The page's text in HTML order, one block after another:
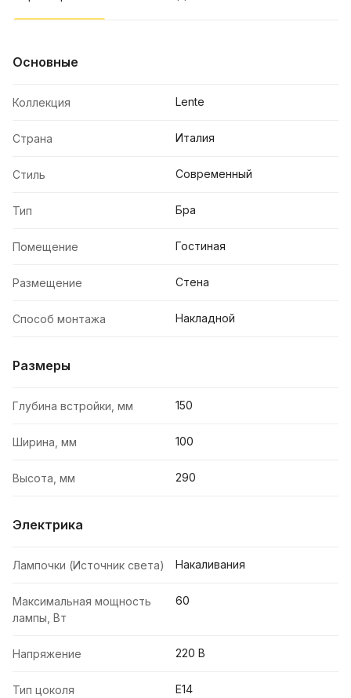
Основные
Коллекция Lente
Страна Италия
Стиль Современный
Тип Бра
Помещение Гостиная
Размещение Стена
Способ монтажа Накладной
Размеры
Глубина встройки, мм 150
Ширина, мм 100
Высота, мм 290
Электрика
Лампочки (Источник света) Накаливания
Максимальная мощность
лампы, Вт
60
Напряжение 220 В
Тип цоколя E14